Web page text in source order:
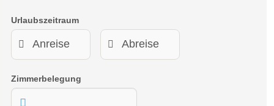
Urlaubszeitraum
Zimmerbelegung